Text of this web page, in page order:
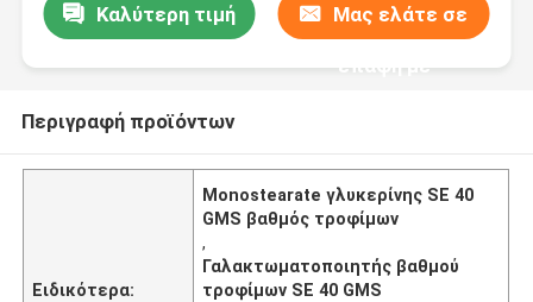
Καλύτερη τιμή Μας ελάτε σε
επαφή με
Περιγραφή προϊόντων
Ειδικότερα:
Monostearate γλυκερίνης SE 40
GMS βαθμός τροφίμων
,
Γαλακτωματοποιητής βαθμού
τροφίμων SE 40 GMS